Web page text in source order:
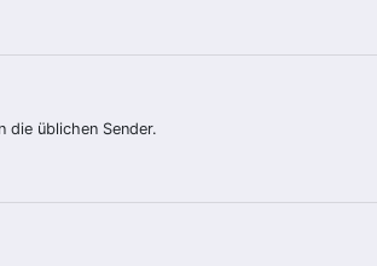
die üblichen Sender.